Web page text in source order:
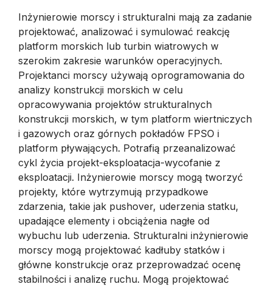
Inżynierowie morscy i strukturalni mają za zadanie
projektować, analizować i symulować reakcję
platform morskich lub turbin wiatrowych w
szerokim zakresie warunków operacyjnych.
Projektanci morscy używają oprogramowania do
analizy konstrukcji morskich w celu
opracowywania projektów strukturalnych
konstrukcji morskich, w tym platform wiertniczych
i gazowych oraz górnych pokładów FPSO i
platform pływających. Potrafią przeanalizować
cykl życia projekt-eksploatacja-wycofanie z
eksploatacji. Inżynierowie morscy mogą tworzyć
projekty, które wytrzymują przypadkowe
zdarzenia, takie jak pushover, uderzenia statku,
upadające elementy i obciążenia nagłe od
wybuchu lub uderzenia. Strukturalni inżynierowie
morscy mogą projektować kadłuby statków i
główne konstrukcje oraz przeprowadzać ocenę
stabilności i analizę ruchu. Mogą projektować